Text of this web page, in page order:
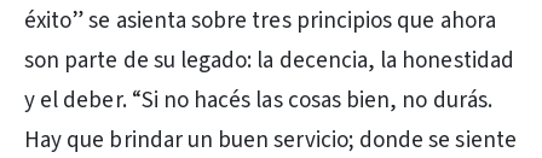
éxito” se asienta sobre tres principios que ahora
son parte de su legado: la decencia, la honestidad
y el deber. “Si no hacés las cosas bien, no durás.
Hay que brindar un buen servicio; donde se siente